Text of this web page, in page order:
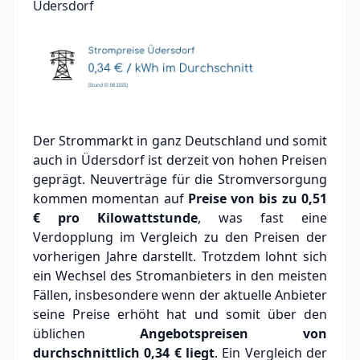
Üdersdorf
Der Strommarkt in ganz Deutschland und somit
auch in Üdersdorf ist derzeit von hohen Preisen
geprägt. Neuverträge für die Stromversorgung
kommen momentan auf Preise von bis zu0,51
€ pro Kilowattstunde, was fast eine
Verdopplung im Vergleich zu den Preisen der
vorherigen Jahre darstellt. Trotzdem lohnt sich
ein Wechsel des Stromanbieters in den meisten
Fällen, insbesondere wenn der aktuelle Anbieter
seine Preise erhöht hat und somit über den
üblichen Angebotspreisen von
durchschnittlich0,34 €liegt. Ein Vergleich der